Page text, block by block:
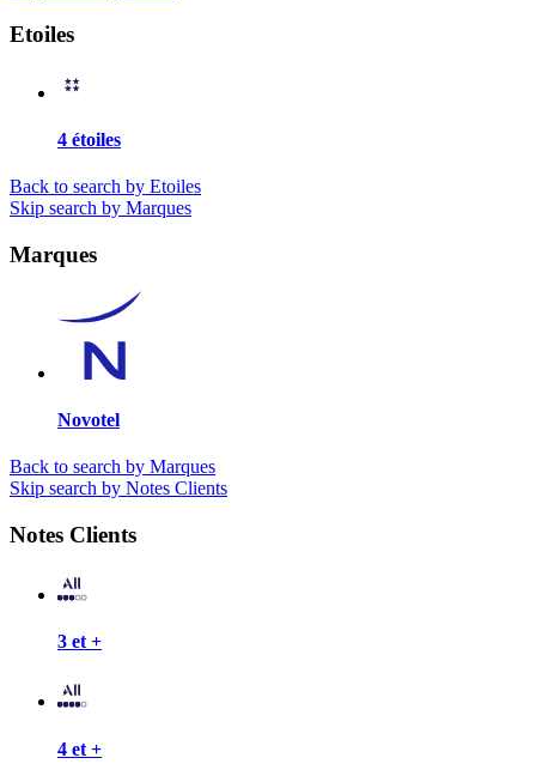
Etoiles
4 étoiles
Back to search by Etoiles
Skip search by Marques
Marques
Novotel
Back to search by Marques
Skip search by Notes Clients
Notes Clients
3 et +
4 et +